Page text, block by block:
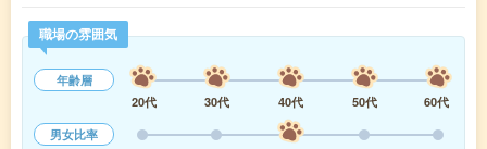
職場の雰囲気
年齢層
20代
30代 40代 50代
60代
男女比率